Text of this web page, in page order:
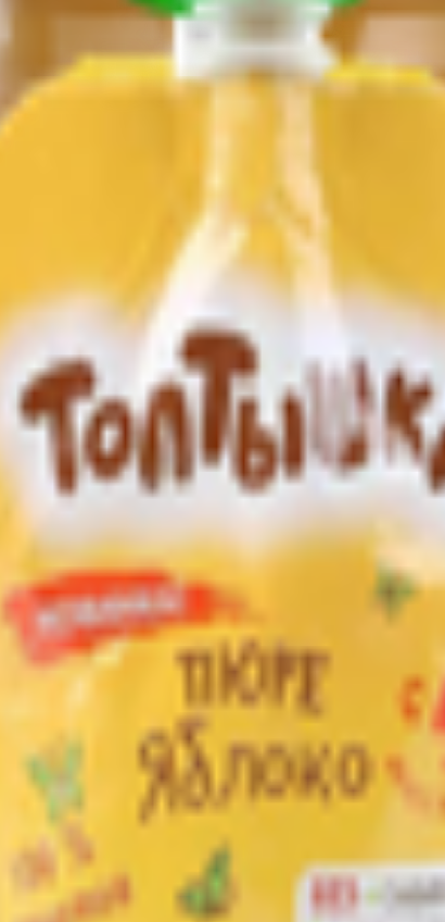
«Топтышка» морковь с 4 месяцев Пюре «Топтышка»
«Топтышка» персик-яблоко-банан с 6 месяцев1.48
из яблок с 4 месяцев 1.56BYNBYN
малины-вишни с 6
чистого сырья без использования
кислота), пюре из малины, пюре из вишни.
комбинат»
г. Малорита, ул. Заводская, 9